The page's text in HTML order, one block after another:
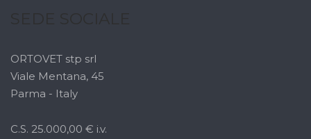
ORTOVET stp srl
Viale Mentana, 45
Parma - Italy
C.S. 25.000,00 € i.v.